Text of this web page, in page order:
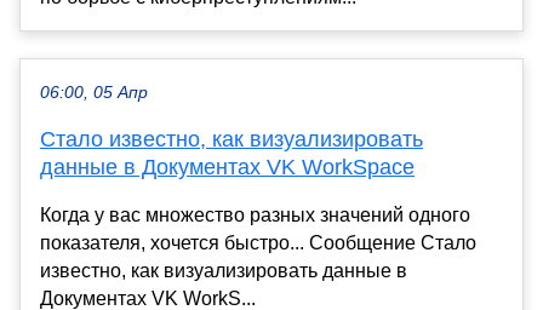
06:00, 05 Апр
Стало известно, как визуализировать
данные в Документах VK WorkSpace
Когда у вас множество разных значений одного
показателя, хочется быстро... Сообщение Стало
известно, как визуализировать данные в
Документах VK WorkS...